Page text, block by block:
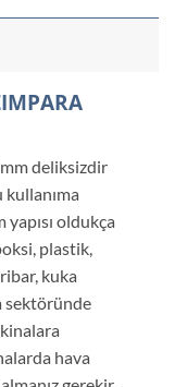
deliksizdir
kullanıma
yapısı oldukça
plastik,
kuka
sektöründe
hava